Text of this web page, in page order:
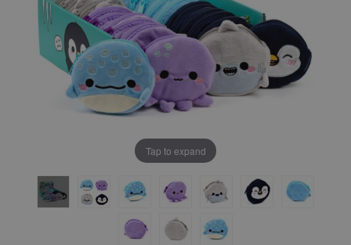
Tap to expand